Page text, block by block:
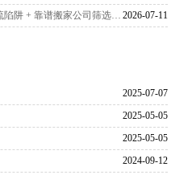
2026-07-11
2026 广州搬家怎么防中途加价？低价引流陷阱 + 靠谱搬家公司筛选指南
2025-07-07
2025-05-05
2025-05-05
2024-09-12